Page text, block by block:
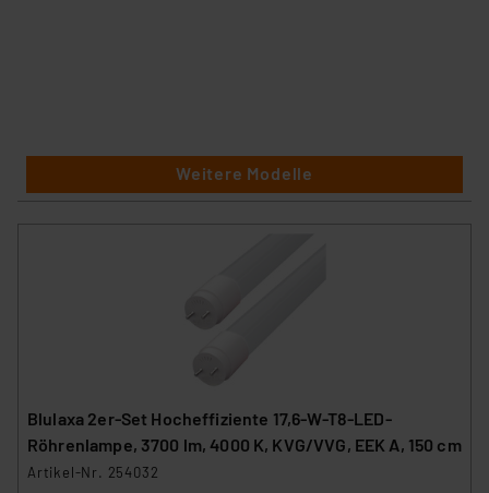
Weitere Modelle
Blulaxa 2er-Set Hocheffiziente 17,6-W-T8-LED-
Röhrenlampe, 3700 lm, 4000 K, KVG/VVG, EEK A, 150 cm
Artikel-Nr. 254032